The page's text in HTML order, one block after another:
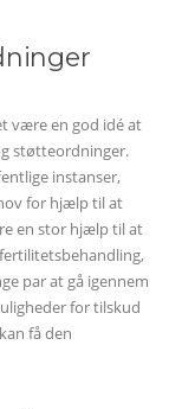
være en god idé at
støtteordninger.
instanser,
for hjælp til at
en stor hjælp til at
par at gå igennem
for tilskud
få den